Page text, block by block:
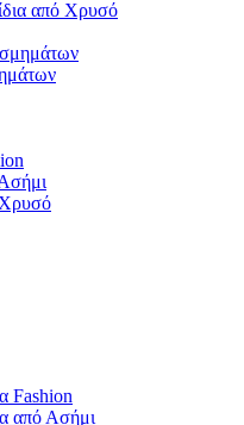
από Χρυσό
Χρυσό
Fashion
από Ασήμι